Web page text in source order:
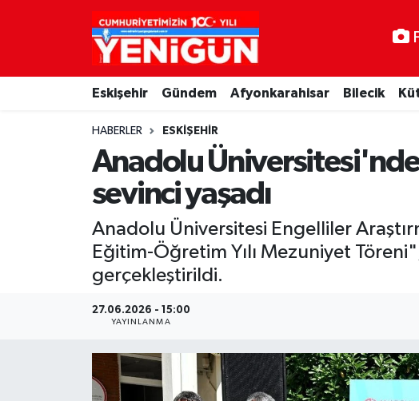
Eskişehir Gündem Afyonkarahisar Bilecik
HABERLER ESKIŞEHIR
Anadolu
sevinci yaşadı
Anadolu Üniversitesi Engelliler
Eğitim-Öğretim Yılı Mezuniyet
gerçekleştirildi.
27.06.2026 - 15:00
YAYINLANMA
Nöbetçi Eczaneler
Hava Durumu
Süper Lig Puan Durumu ve Fikstür
Tüm Manşetler
Son Dakika Haberleri
Haber Arşivi